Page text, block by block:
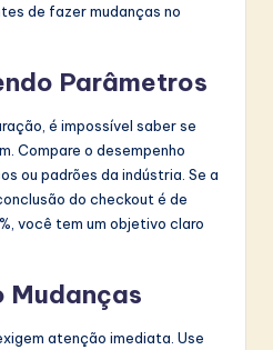
de fazer mudanças no
Parâmetros
é impossível saber se
Compare o desempenho
ou padrões da indústria. Se a
do checkout é de
você tem um objetivo claro
Mudanças
atenção imediata. Use